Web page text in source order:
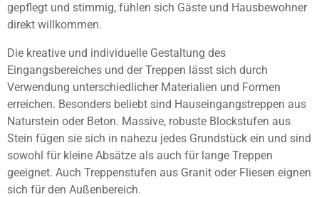
gepflegt und stimmig, fühlen sich Gäste und Hausbewohner
direkt willkommen.
Die kreative und individuelle Gestaltung des
Eingangsbereiches und der Treppen lässt sich durch
Verwendung unterschiedlicher Materialien und Formen
erreichen. Besonders beliebt sind Hauseingangstreppen aus
Naturstein oder Beton. Massive, robuste Blockstufen aus
Stein fügen sie sich in nahezu jedes Grundstück ein und sind
sowohl für kleine Absätze als auch für lange Treppen
geeignet. Auch Treppenstufen aus Granit oder Fliesen eignen
sich für den Außenbereich.